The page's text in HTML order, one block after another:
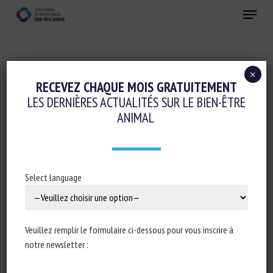
Menu
Colloques-séminaires-formations
Réglementation
AND COMPETITIVENESS
Type de document : enregistrements vidéo de la
RECEVEZ CHAQUE MOIS GRATUITEMENT
LES DERNIÈRES ACTUALITÉS SUR LE BIEN-ÊTRE
ANIMAL
Select language
Veuillez remplir le formulaire ci-dessous pour vous inscrire à
notre newsletter :
×